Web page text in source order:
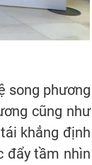
song phương
cũng như
khẳng định
đẩy tầm nhìn